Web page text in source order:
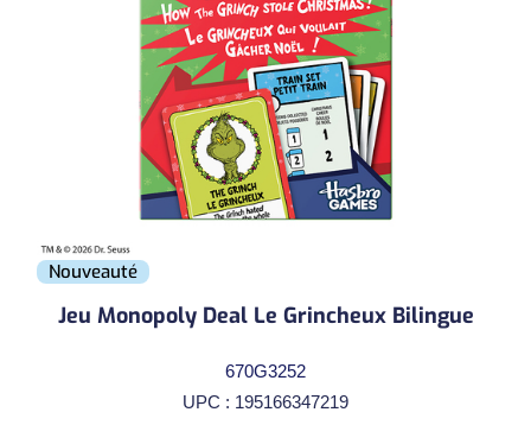
Nouveauté
Jeu Monopoly Deal Le Grincheux Bilingue
670G3252
UPC : 195166347219